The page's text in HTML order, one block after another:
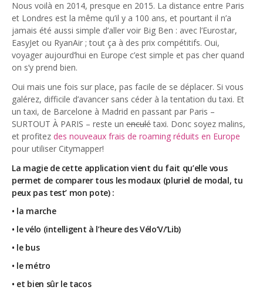
God It’s Friday | Irish Call
Mar 16, 2017 | Joyeux
anniversaire Lara Croft !
Mar 10, 2017 |TGIF – Thank
God It’s Friday | Journée de
Mar 06, 2017 | No Money
Kids s’offre un clip très
esthétique pour leur
nouveau single
Mar 02, 2017 |Sacré nom
Nous voilà en 2014, presque en 2015. La distance entre Paris
et Londres est la même qu’il y a 100 ans, et pourtant il n’a
jamais été aussi simple d’aller voir Big Ben : avec l’Eurostar,
EasyJet ou RyanAir ; tout ça à des prix compétitifs. Oui,
voyager aujourd’hui en Europe c’est simple et pas cher quand
on s’y prend bien.
Oui mais une fois sur place, pas facile de se déplacer. Si vous
galérez, difficile d’avancer sans céder à la tentation du taxi. Et
un taxi, de Barcelone à Madrid en passant par Paris –
SURTOUT À PARIS – reste un enculétaxi. Donc soyez malins,
et profitez des nouveaux frais de roaming réduits en Europe
pour utiliser Citymapper!
La magie de cette application vient du fait qu’elle vous
permet de comparer tous les modaux (pluriel de modal, tu
peux pas test’ mon pote) :
• la marche
• le vélo (intelligent à l’heure des Vélo’V/’Lib)
• le bus
• le métro
• et bien sûr le tacos